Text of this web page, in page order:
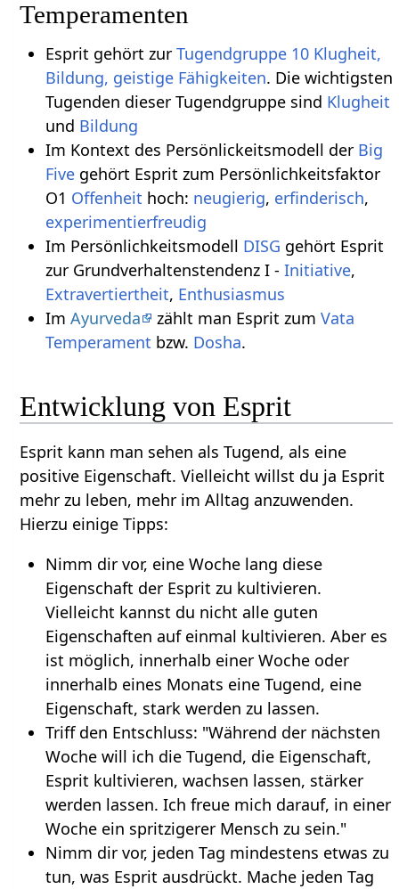
Temperamenten
Esprit gehört zur Tugendgruppe 10 Klugheit,
Bildung, geistige Fähigkeiten. Die wichtigsten
Tugenden dieser Tugendgruppe sind Klugheit
und Bildung
Im Kontext des Persönlickeitsmodell der Big
Fivegehört Esprit zum Persönlichkeitsfaktor
O1 Offenheit hoch: neugierig, erfinderisch,
experimentierfreudig
Im Persönlichkeitsmodell DISG gehört Esprit
zur Grundverhaltenstendenz I - Initiative,
Extravertiertheit, Enthusiasmus
Im Ayurveda zählt man Esprit zum Vata
Temperament bzw. Dosha.
Entwicklung von Esprit
Esprit kann man sehen als Tugend, als eine
positive Eigenschaft. Vielleicht willst du ja Esprit
mehr zu leben, mehr im Alltag anzuwenden.
Hierzu einige Tipps:
Nimm dir vor, eine Woche lang diese
Eigenschaft der Esprit zu kultivieren.
Vielleicht kannst du nicht alle guten
Eigenschaften auf einmal kultivieren. Aber es
ist möglich, innerhalb einer Woche oder
innerhalb eines Monats eine Tugend, eine
Eigenschaft, stark werden zu lassen.
Triff den Entschluss: "Während der nächsten
Woche will ich die Tugend, die Eigenschaft,
Esprit kultivieren, wachsen lassen, stärker
werden lassen. Ich freue mich darauf, in einer
Woche ein spritzigerer Mensch zu sein."
Nimm dir vor, jeden Tag mindestens etwas zu
tun, was Esprit ausdrückt. Mache jeden Tag